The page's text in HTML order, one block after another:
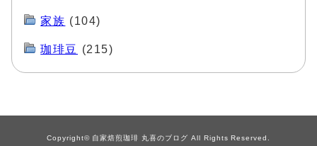
家族 (104)
珈琲豆 (215)
Copyright© 自家焙煎珈琲 丸喜のブログ All Rights Reserved.